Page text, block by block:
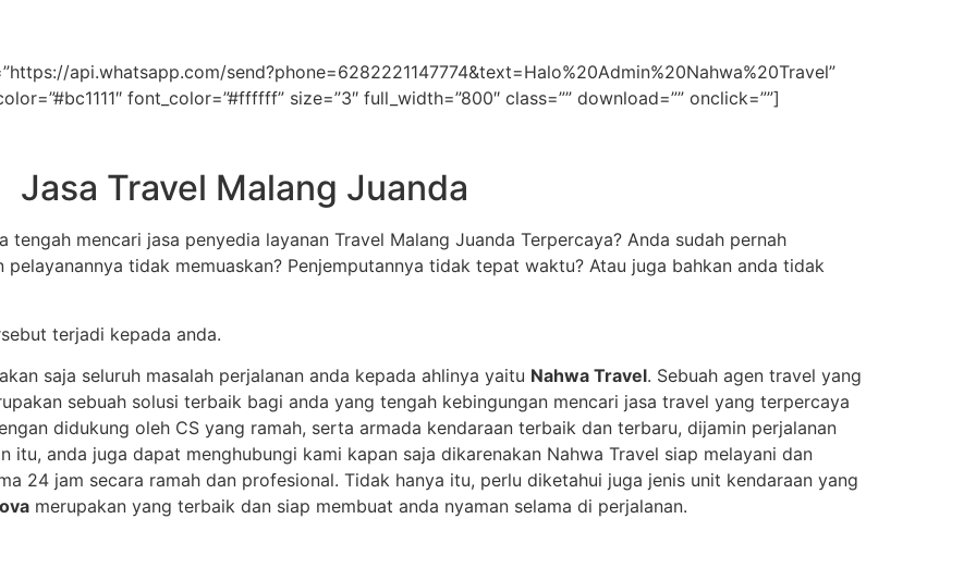
api.whatsapp.com/send?phone=6282221147774&text=Halo%20Admin%20Nahwa%20Travel”
font_color=”#ffffff” size=”3″ full_width=”800″ class=”” download=”” onclick=””]
Jasa Travel Malang Juanda
tengah mencari jasa penyedia layanan Travel Malang Juanda Terpercaya? Anda sudah pernah
tidak memuaskan? Penjemputannya tidak tepat waktu? Atau juga bahkan anda tidak
terjadi kepada anda.
saja seluruh masalah perjalanan anda kepada ahlinya yaitu Nahwa Travel. Sebuah agen travel yang
sebuah solusi terbaik bagi anda yang tengah kebingungan mencari jasa travel yang terpercaya
didukung oleh CS yang ramah, serta armada kendaraan terbaik dan terbaru, dijamin perjalanan
itu, anda juga dapat menghubungi kami kapan saja dikarenakan Nahwa Travel siap melayani dan
24 jam secara ramah dan profesional. Tidak hanya itu, perlu diketahui juga jenis unit kendaraan yang
merupakan yang terbaik dan siap membuat anda nyaman selama di perjalanan.